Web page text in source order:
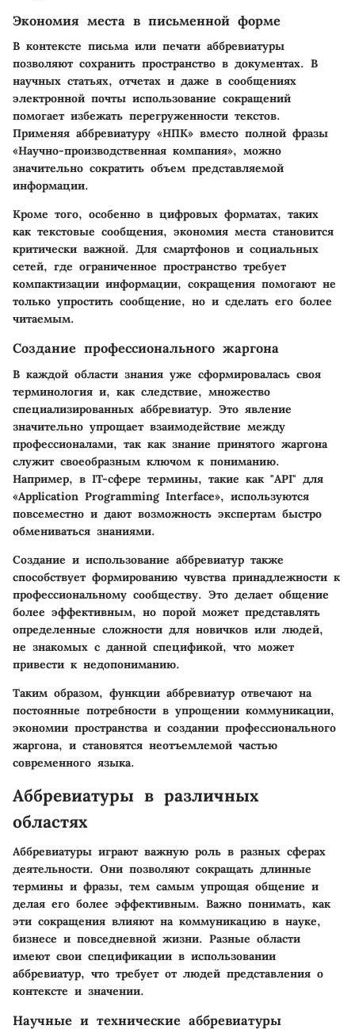
Экономия места в письменной форме
В контексте письма или печати аббревиатуры
позволяют сохранить пространство в документах. В
научных статьях, отчетах и даже в сообщениях
электронной почты использование сокращений
помогает избежать перегруженности текстов.
Применяя аббревиатуру «НПК» вместо полной фразы
«Научно-производственная компания», можно
значительно сократить объем представляемой
информации.
Кроме того, особенно в цифровых форматах, таких
как текстовые сообщения, экономия места становится
критически важной. Для смартфонов и социальных
сетей, где ограниченное пространство требует
компактизации информации, сокращения помогают не
только упростить сообщение, но и сделать его более
читаемым.
Создание профессионального жаргона
В каждой области знания уже сформировалась своя
терминология и, как следствие, множество
специализированных аббревиатур. Это явление
значительно упрощает взаимодействие между
профессионалами, так как знание принятого жаргона
служит своеобразным ключом к пониманию.
Например, в IT-сфере термины, такие как "API" для
«Application Programming Interface», используются
повсеместно и дают возможность экспертам быстро
обмениваться знаниями.
Создание и использование аббревиатур также
способствует формированию чувства принадлежности к
профессиональному сообществу. Это делает общение
более эффективным, но порой может представлять
определенные сложности для новичков или людей,
не знакомых с данной спецификой, что может
привести к недопониманию.
Таким образом, функции аббревиатур отвечают на
постоянные потребности в упрощении коммуникации,
экономии пространства и создании профессионального
жаргона, и становятся неотъемлемой частью
современного языка.
Аббревиатуры в различных
областях
Аббревиатуры играют важную роль в разных сферах
деятельности. Они позволяют сокращать длинные
термины и фразы, тем самым упрощая общение и
делая его более эффективным. Важно понимать, как
эти сокращения влияют на коммуникацию в науке,
бизнесе и повседневной жизни. Разные области
имеют свои спецификации в использовании
аббревиатур, что требует от людей представления о
контексте и значении.
Научные и технические аббревиатуры